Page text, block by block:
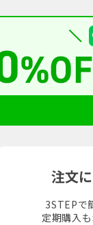
注文
3STEPで
定期購入